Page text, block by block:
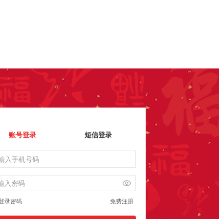
账号登录 短信登录
录密码 免费注册